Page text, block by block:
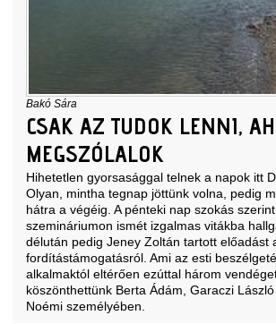
Bakó Sára
CSAK AZ TUDOK LENNI,
MEGSZÓLALOK
Hihetetlen gyorsasággal telnek a napok itt
Olyan, mintha tegnap jöttünk volna, pedig
hátra a végéig. A pénteki nap szokás
szemináriumon ismét izgalmas vitákba
délután pedig Jeney Zoltán tartott előadást
fordítástámogatásról. Ami az esti
alkalmaktól eltérően ezúttal három
köszönthettünk Berta Ádám, Garaczi
Noémi személyében.